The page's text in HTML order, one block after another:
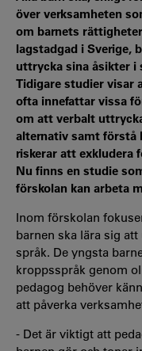
över verksamheten
om barnets
lagstadgad i Sverige,
uttrycka sina åsikter i
Tidigare studier visar
ofta innefattar vissa
om att verbalt
alternativ samt förstå
riskerar att exkludera
Nu finns en studie
förskolan kan arbeta
Inom förskolan
barnen ska lära sig
språk. De yngsta
kroppsspråk genom
pedagog behöver
att påverka
- Det är viktigt att